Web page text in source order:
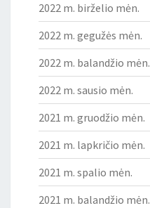
2022 m. birželio mėn.
2022 m. gegužės mėn.
2022 m. balandžio mėn.
2022 m. sausio mėn.
2021 m. gruodžio mėn.
2021 m. lapkričio mėn.
2021 m. spalio mėn.
2021 m. balandžio mėn.